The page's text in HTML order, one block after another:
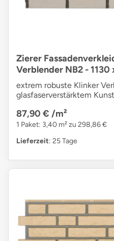
Zierer
Verblender NB2 - 1130
extrem robuste Klinker
glasfaserverstärktem
87,90 € /m²
1 Paket: 3,40 m² zu 298,86 €
Lieferzeit: 25 Tage